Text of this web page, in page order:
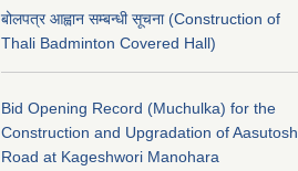
बोलपत्र आह्वान सम्बन्धी सूचना (Construction of
Thali Badminton Covered Hall)
Bid Opening Record (Muchulka) for the
Construction and Upgradation of Aasutosh
Road at Kageshwori Manohara